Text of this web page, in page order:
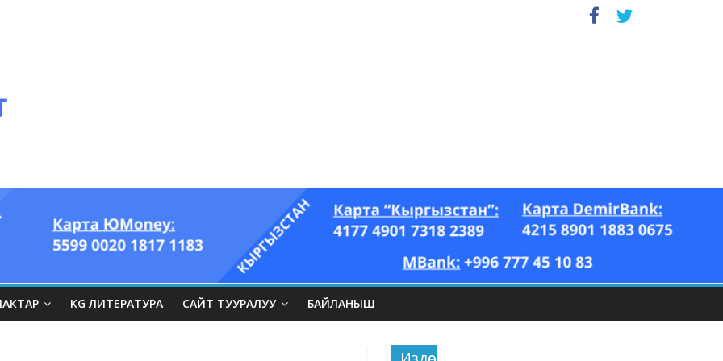
KG ЛИТЕРАТУРА САЙТ ТУУРАЛУУ БАЙЛАНЫШ